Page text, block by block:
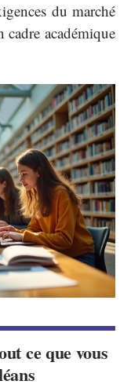
du marché
académique
ce que vous